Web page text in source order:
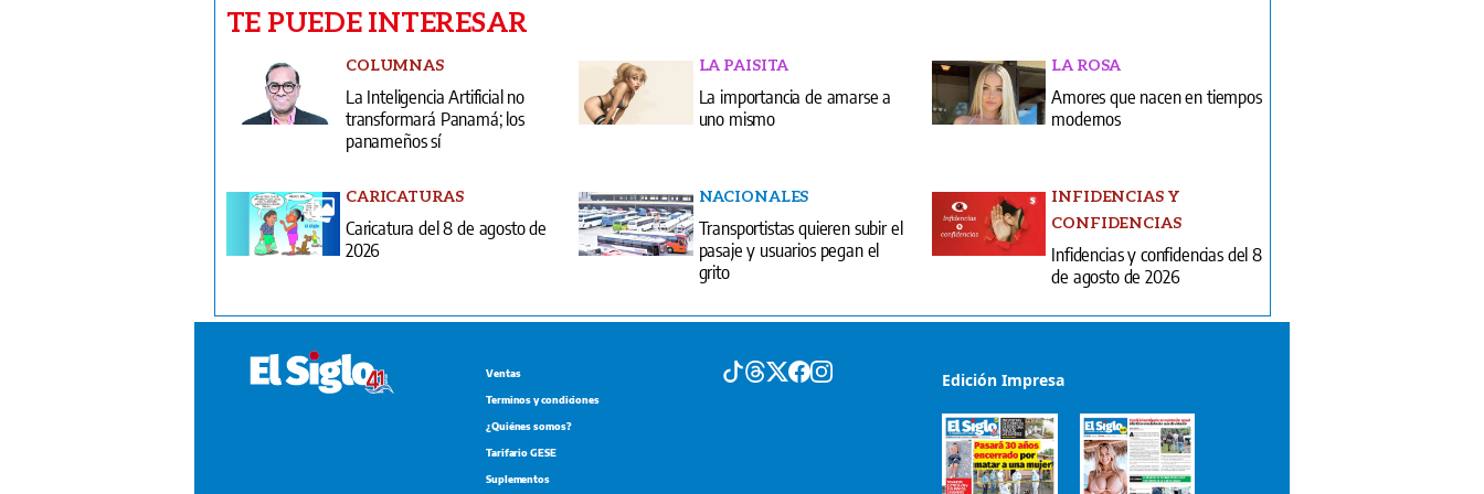
TE PUEDE INTERESAR
COLUMNAS
La Inteligencia Artificial no
transformará Panamá; los
panameños sí
LA PAISITA
La importancia de amarse a
uno mismo
LA ROSA
Amores que nacen en tiempos
modernos
CARICATURAS
Caricatura del 8 de agosto de
2026
NACIONALES
Transportistas quieren subir el
pasaje y usuarios pegan el
grito
INFIDENCIAS Y
CONFIDENCIAS
Infidencias y confidencias del 8
de agosto de 2026
Ventas
Terminos y condiciones
¿Quiénes somos?
Tarifario GESE
Suplementos
Edición Impresa